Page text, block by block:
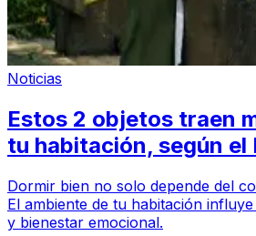
Noticias
Estos 2 objetos traen
tu habitación, según el
Dormir bien no solo depende del
El ambiente de tu habitación
y bienestar emocional.